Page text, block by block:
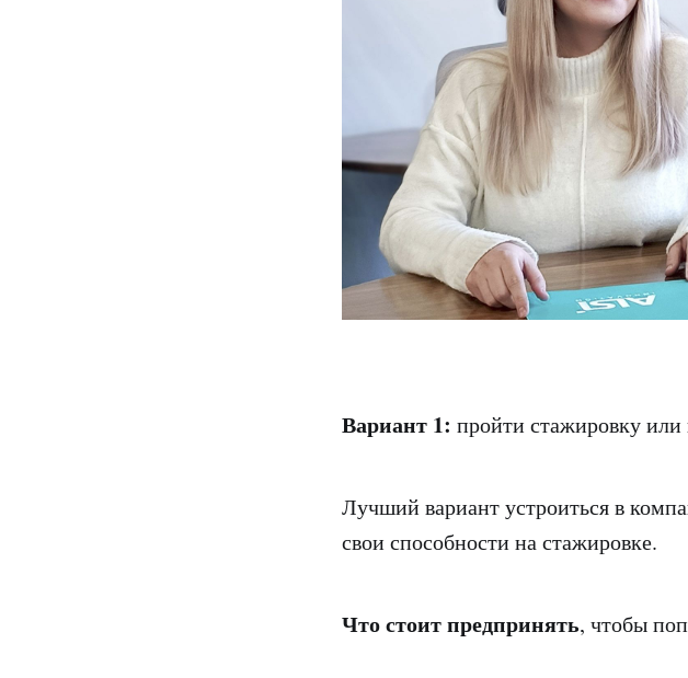
Вариант 1: пройти стажировку
Лучший вариант устроиться в
свои способности на стажировке.
Что стоит предпринять, чтобы